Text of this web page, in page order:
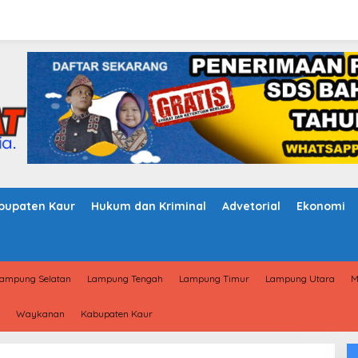
Kaur Hukum dan Kriminal Advetorial Ekonomi
Selatan Lampung Tengah Lampung Timur Lampung Utara
Waykanan Kabupaten Kaur